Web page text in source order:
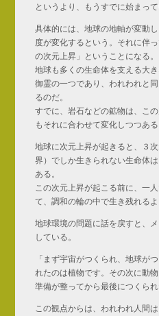
というより、もうすでに始まっ
具体的には、地球の地軸が変動
度が変化するという。それに伴
の次元上昇」ということになる。
地球も多くの生命体を支える大
御霊の一つであり、われわれと
るのだ。
すでに、岩石などの鉱物は、こ
もそれに合わせて変化しつつある
地球に次元上昇が起きると、３
界）でしか生きられない生命体
ある。
この次元上昇が起こる前に、一
て、調和の輪の中で生き残れる
地球環境の問題に話を戻すと、
している。
「まず宇宙がつくられ、地球が
れたのは植物です。その次に動
準備が整ってから最後につくら
この観点からは、われわれ人間